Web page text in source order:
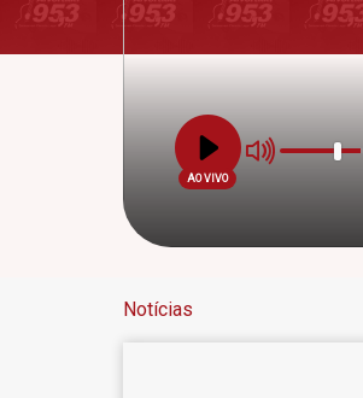
AO VIVO
Notícias